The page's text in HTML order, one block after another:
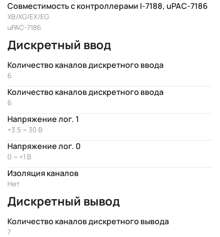
Совместимость с контроллерами I-7188, uPAC-7186
XB/XG/EX/EG
uPAC-7186
Дискретный ввод
Количество каналов дискретного ввода
6
Количество каналов дискретного ввода
6
Напряжение лог. 1
+3.5 ~ 30 В
Напряжение лог. 0
0 ~ +1 В
Изоляция каналов
Нет
Дискретный вывод
Количество каналов дискретного вывода
7